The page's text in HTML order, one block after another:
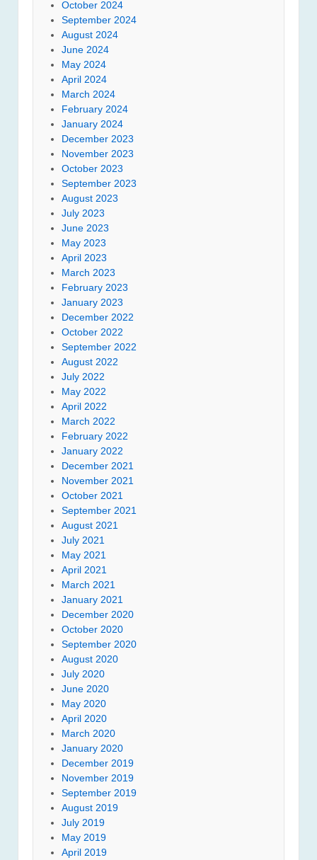
October 2024
September 2024
August 2024
June 2024
May 2024
April 2024
March 2024
February 2024
January 2024
December 2023
November 2023
October 2023
September 2023
August 2023
July 2023
June 2023
May 2023
April 2023
March 2023
February 2023
January 2023
December 2022
October 2022
September 2022
August 2022
July 2022
May 2022
April 2022
March 2022
February 2022
January 2022
December 2021
November 2021
October 2021
September 2021
August 2021
July 2021
May 2021
April 2021
March 2021
January 2021
December 2020
October 2020
September 2020
August 2020
July 2020
June 2020
May 2020
April 2020
March 2020
January 2020
December 2019
November 2019
September 2019
August 2019
July 2019
May 2019
April 2019